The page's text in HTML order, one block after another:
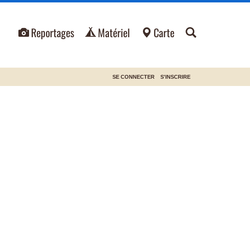
Reportages Matériel Carte
SE CONNECTER S'INSCRIRE